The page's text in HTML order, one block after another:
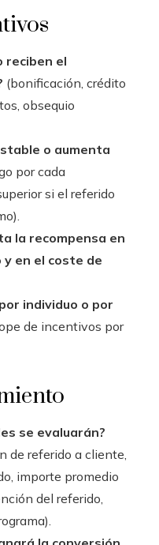
reciben el
(bonificación, crédito
obsequio
o aumenta
por cada
si el referido
la recompensa en
en el coste de
individuo o por
de incentivos por
se evaluarán?
de referido a cliente,
importe promedio
del referido,